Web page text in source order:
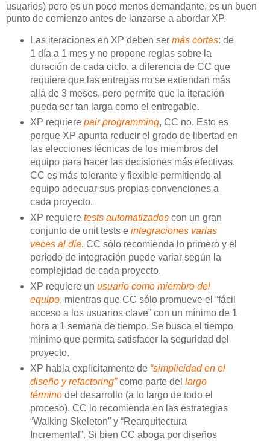
usuarios) pero es un poco menos demandante, es un buen
punto de comienzo antes de lanzarse a abordar XP.
Las iteraciones en XP deben ser más cortas: de
1 día a 1 mes y no propone reglas sobre la
duración de cada ciclo, a diferencia de CC que
requiere que las entregas no se extiendan más
allá de 3 meses, pero permite que la iteración
pueda ser tan larga como el entregable.
XP requiere pair programming, CC no. Esto es
porque XP apunta reducir el grado de libertad en
las elecciones técnicas de los miembros del
equipo para hacer las decisiones más efectivas.
CC es más tolerante y flexible permitiendo al
equipo adecuar sus propias convenciones a
cada proyecto.
XP requiere tests automatizadoscon un gran
conjunto de unit tests e integraciones varias
veces al día. CC sólo recomienda lo primero y el
período de integración puede variar según la
complejidad de cada proyecto.
XP requiere un usuario como miembro del
equipo, mientras que CC sólo promueve el “fácil
acceso a los usuarios clave” con un mínimo de 1
hora a 1 semana de tiempo. Se busca el tiempo
mínimo que permita satisfacer la seguridad del
proyecto.
XP habla explícitamente de “simplicidad en el
diseño y refactoring”como parte del largo
términodel desarrollo (a lo largo de todo el
proceso). CC lo recomienda en las estrategias
“Walking Skeleton” y “Rearquitectura
Incremental”. Si bien CC aboga por diseños